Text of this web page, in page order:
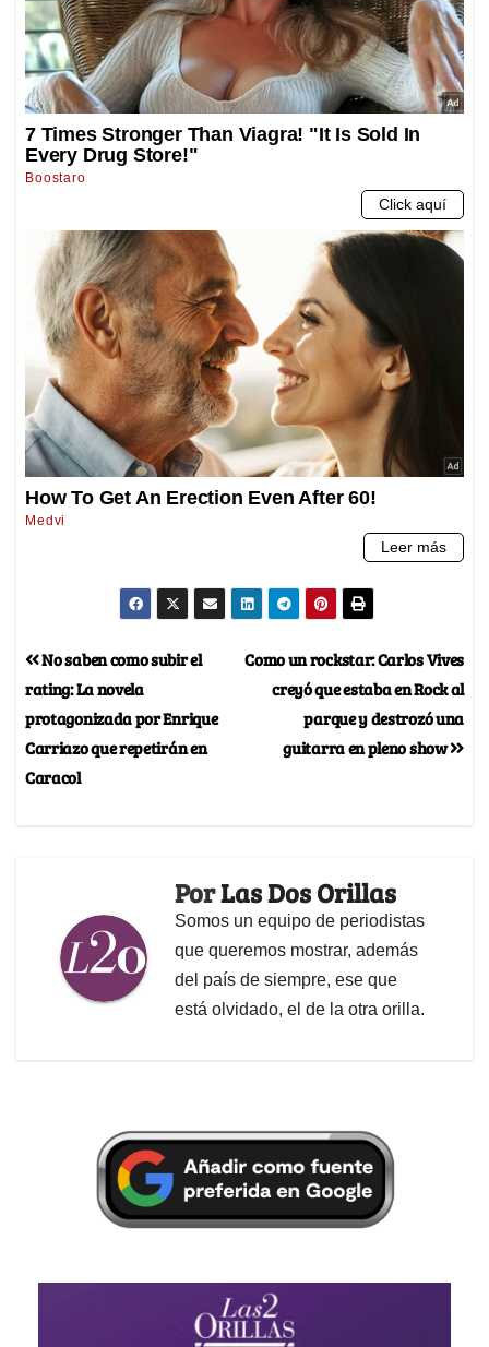
Como un rockstar: Carlos Vives
creyó que estaba en Rock al
parque y destrozó una
guitarra en pleno show
No saben como subir el
rating: La novela
protagonizada por Enrique
Carriazo que repetirán en
Caracol
PorLas Dos Orillas
Somos un equipo de periodistas
que queremos mostrar, además
del país de siempre, ese que
está olvidado, el de la otra orilla.